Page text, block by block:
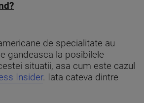
?
de specialitate au
gandeasca la posibilele
situatii, asa cum este cazul
Insider. Iata cateva dintre